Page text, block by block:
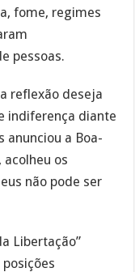
fome, regimes
pessoas.
reflexão deseja
indiferença diante
anunciou a Boa-
acolheu os
não pode ser
Libertação”